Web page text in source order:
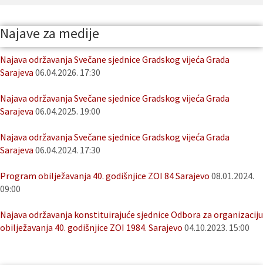
Najave za medije
Najava održavanja Svečane sjednice Gradskog vijeća Grada
Sarajeva 06.04.2026. 17:30
Najava održavanja Svečane sjednice Gradskog vijeća Grada
Sarajeva 06.04.2025. 19:00
Najava održavanja Svečane sjednice Gradskog vijeća Grada
Sarajeva 06.04.2024. 17:30
Program obilježavanja 40. godišnjice ZOI 84 Sarajevo 08.01.2024.
09:00
Najava održavanja konstituirajuće sjednice Odbora za organizaciju
obilježavanja 40. godišnjice ZOI 1984. Sarajevo 04.10.2023. 15:00